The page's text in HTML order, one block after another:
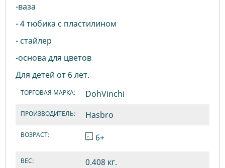
-ваза
- 4 тюбика с пластилином
- стайлер
-основа для цветов
Для детей от 6 лет.
ТОРГОВАЯ МАРКА: DohVinchi
ПРОИЗВОДИТЕЛЬ: Hasbro
ВОЗРАСТ: 6+
ВЕС: 0.408 кг.